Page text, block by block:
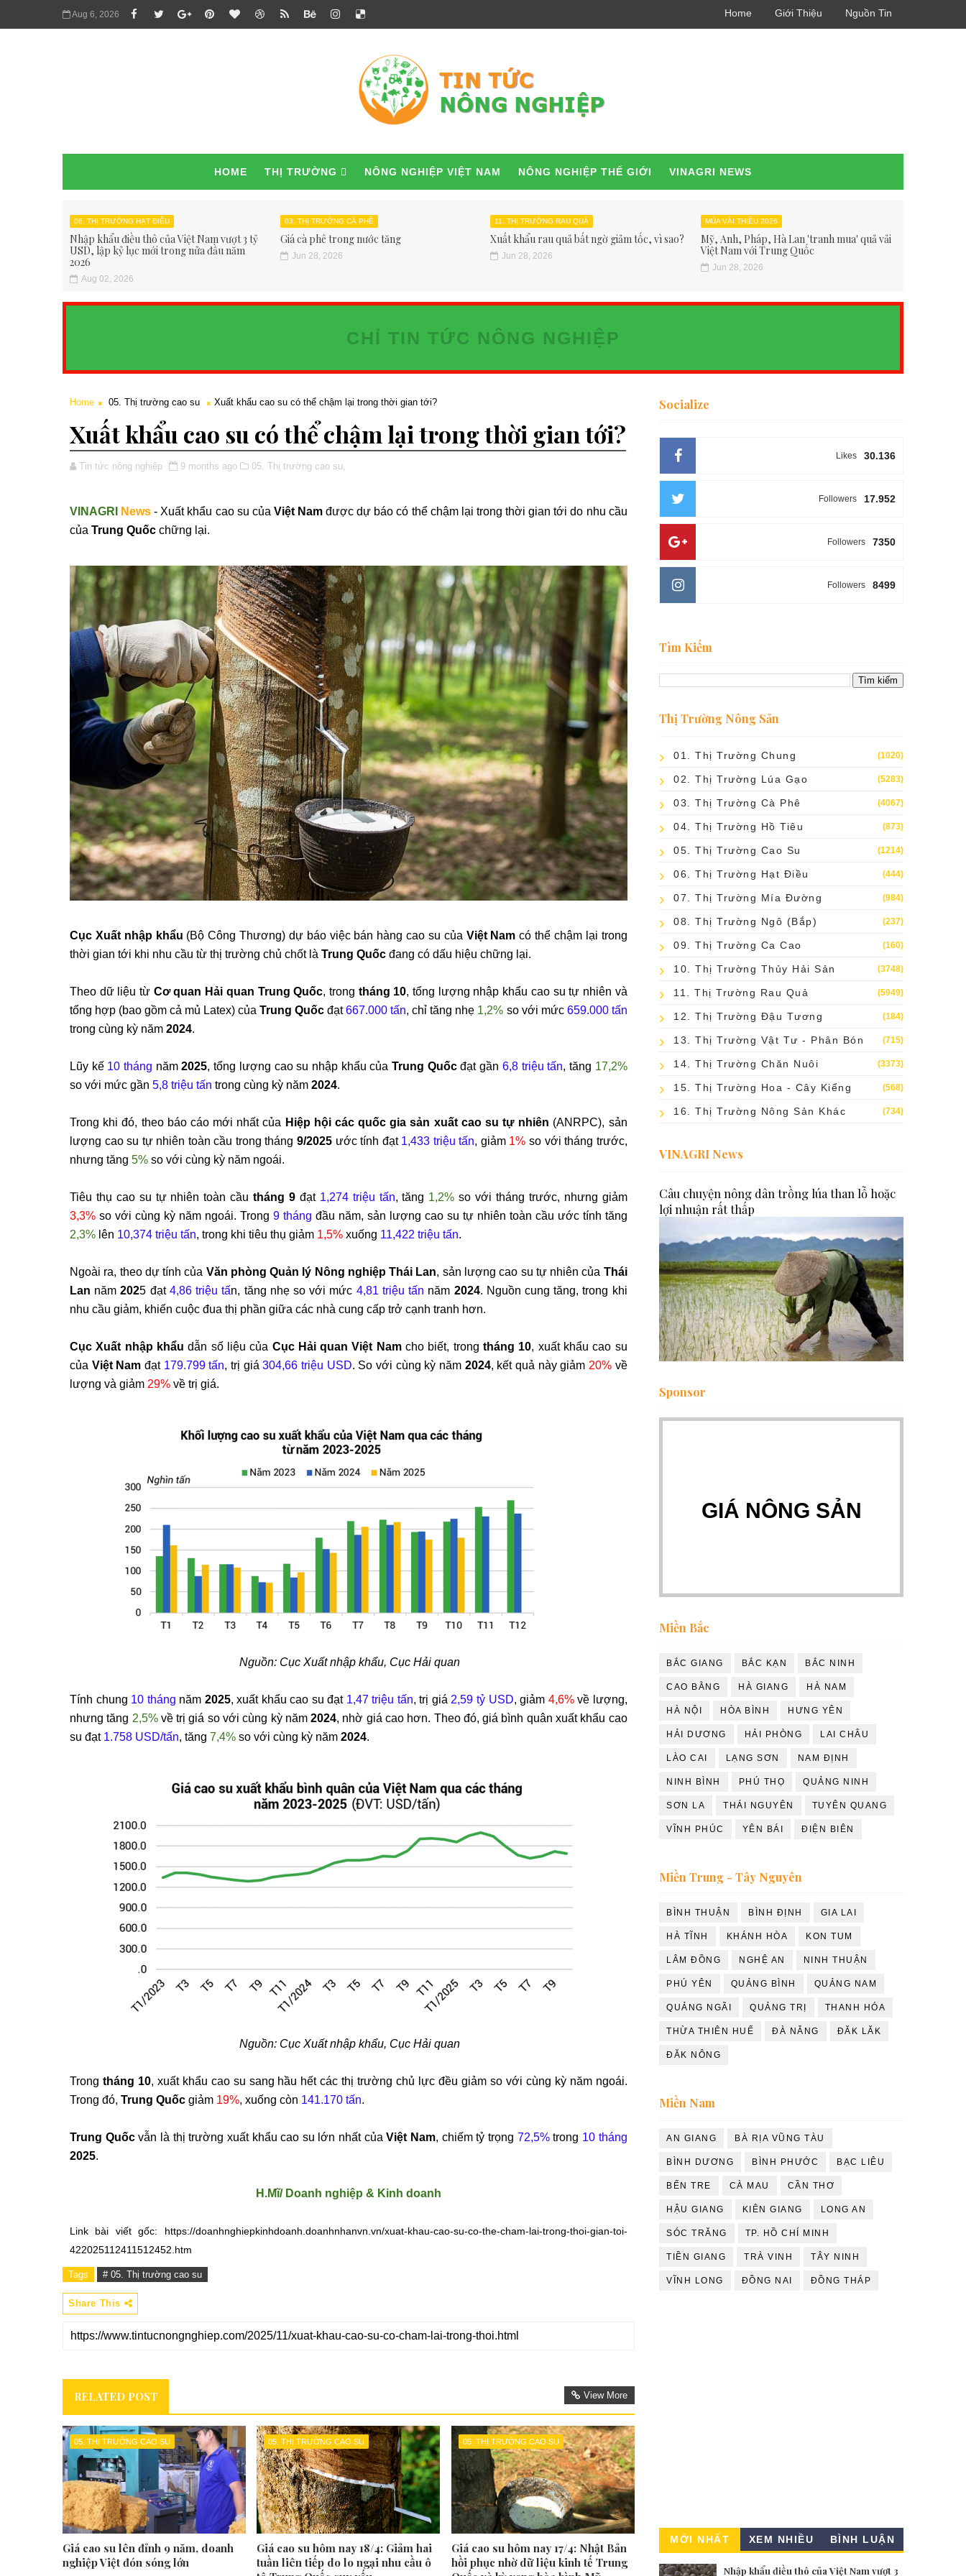
Aug 6, 2026 Home Giới Thiệu Nguồn Tin
HOME THỊ TRƯỜNG NÔNG NGHIỆP VIỆT NAM NÔNG NGHIỆP THẾ GIỚI VINAGRI NEWS
06. THỊ TRƯỜNG HẠT ĐIỀU
Nhập khẩu điều thô của Việt Nam vượt 3 tỷ
USD, lập kỷ lục mới trong nửa đầu năm
2026
Aug 02, 2026
03. THỊ TRƯỜNG CÀ PHÊ
Giá cà phê trong nước tăng
Jun 28, 2026
11. THỊ TRƯỜNG RAU QUẢ
Xuất khẩu rau quả bất ngờ giảm tốc, vì sao?
Jun 28, 2026
MÙA VẢI THIỀU 2026
Mỹ, Anh, Pháp, Hà Lan 'tranh mua' quả vải
Việt Nam với Trung Quốc
Jun 28, 2026
CHỈ TIN TỨC NÔNG NGHIỆP
Home 05. Thị trường cao su Xuất khẩu cao su có thể chậm lại trong thời gian tới?
Xuất khẩu cao su có thể chậm lại trong thời gian tới?
Tin tức nông nghiệp 9 months ago 05. Thị trường cao su,
VINAGRI News - Xuất khẩu cao su của Việt Nam được dự báo có thể chậm lại trong thời gian tới do nhu cầu
của Trung Quốc chững lại.
Cục Xuất nhập khẩu (Bộ Công Thương) dự báo việc bán hàng cao su của Việt Nam có thể chậm lại trong
thời gian tới khi nhu cầu từ thị trường chủ chốt là Trung Quốc đang có dấu hiệu chững lại.
Theo dữ liệu từ Cơ quan Hải quan Trung Quốc, trong tháng 10, tổng lượng nhập khẩu cao su tự nhiên và
tổng hợp (bao gồm cả mủ Latex) củaTrung Quốc đạt667.000 tấn, chỉ tăng nhẹ 1,2% so với mức 659.000 tấn
trong cùng kỳ năm 2024.
Lũy kế 10 tháng năm2025, tổng lượng cao su nhập khẩu củaTrung Quốcđạt gần 6,8 triệu tấn, tăng 17,2%
so với mức gần 5,8 triệu tấn trong cùng kỳ năm 2024.
Trong khi đó, theo báo cáo mới nhất của Hiệp hội các quốc gia sản xuất cao su tự nhiên (ANRPC), sản
lượng cao su tự nhiên toàn cầu trong tháng 9/2025ước tính đạt1,433 triệu tấn, giảm1% so với tháng trước,
nhưng tăng 5% so với cùng kỳ năm ngoái.
Tiêu thụ cao su tự nhiên toàn cầu tháng 9đạt 1,274 triệu tấn, tăng 1,2% so với tháng trước, nhưng giảm
3,3% so với cùng kỳ năm ngoái. Trong 9 tháng đầu năm, sản lượng cao su tự nhiên toàn cầu ước tính tăng
2,3% lên 10,374 triệu tấn, trong khi tiêu thụ giảm 1,5% xuống 11,422 triệu tấn.
Ngoài ra, theo dự tính của Văn phòng Quản lý Nông nghiệp Thái Lan, sản lượng cao su tự nhiên của Thái
Lan năm2025 đạt 4,86 triệu tấn, tăng nhẹ so với mức 4,81 triệu tấn năm 2024. Nguồn cung tăng, trong khi
nhu cầu giảm, khiến cuộc đua thị phần giữa các nhà cung cấp trở cạnh tranh hơn.
Cục Xuất nhập khẩu dẫn số liệu của Cục Hải quan Việt Namcho biết, trongtháng 10, xuất khẩu cao su
của Việt Nam đạt 179.799 tấn, trị giá304,66 triệu USD. So với cùng kỳ năm 2024, kết quả này giảm 20%về
lượng và giảm 29% về trị giá.
Nguồn: Cục Xuất nhập khẩu, Cục Hải quan
Tính chung 10 tháng năm 2025, xuất khẩu cao su đạt 1,47 triệu tấn, trị giá 2,59 tỷ USD, giảm 4,6%về lượng,
nhưng tăng 2,5%về trị giá so với cùng kỳ năm2024, nhờ giá cao hơn. Theo đó, giá bình quân xuất khẩu cao
su đạt1.758 USD/tấn, tăng 7,4% so với cùng kỳ năm 2024.
Nguồn: Cục Xuất nhập khẩu, Cục Hải quan
Trong tháng 10, xuất khẩu cao su sang hầu hết các thị trường chủ lực đều giảm so với cùng kỳ năm ngoái.
Trong đó, Trung Quốc giảm 19%, xuống còn 141.170 tấn.
Trung Quốcvẫn là thị trường xuất khẩu cao su lớn nhất củaViệt Nam, chiếm tỷ trọng 72,5%trong 10 tháng
2025.
H.Mĩ/ Doanh nghiệp & Kinh doanh
Link bài viết gốc: https://doanhnghiepkinhdoanh.doanhnhanvn.vn/xuat-khau-cao-su-co-the-cham-lai-trong-thoi-gian-toi-
422025112411512452.htm
Tags # 05. Thị trường cao su
Share This
RELATED POST View More
05. THỊ TRƯỜNG CAO SU
Giá cao su lên đỉnh 9 năm, doanh
nghiệp Việt đón sóng lớn
05. THỊ TRƯỜNG CAO SU
Giá cao su hôm nay 18/4: Giảm hai
tuần liên tiếp do lo ngại nhu cầu ô
05. THỊ TRƯỜNG CAO SU
Giá cao su hôm nay 17/4: Nhật Bản
hồi phục nhờ dữ liệu kinh tế Trung
Socialize
30.136
Likes
17.952
Followers
7350
Followers
8499
Followers
Tìm Kiếm
Thị Trường Nông Sản
01. Thị Trường Chung (1020)
02. Thị Trường Lúa Gạo (5283)
03. Thị Trường Cà Phê (4067)
04. Thị Trường Hồ Tiêu (873)
05. Thị Trường Cao Su (1214)
06. Thị Trường Hạt Điều (444)
07. Thị Trường Mía Đường (984)
08. Thị Trường Ngô (bắp) (237)
09. Thị Trường Ca Cao (160)
10. Thị Trường Thủy Hải Sản (3748)
11. Thị Trường Rau Quả (5949)
12. Thị Trường Đậu Tương (184)
13. Thị Trường Vật Tư - Phân Bón (715)
14. Thị Trường Chăn Nuôi (3373)
15. Thị Trường Hoa - Cây Kiểng (568)
16. Thị Trường Nông Sản Khác (734)
VINAGRI News
Câu chuyện nông dân trồng lúa than lỗ hoặc
lợi nhuận rất thấp
Sponsor
GIÁ NÔNG SẢN
Miền Bắc
BẮC GIANG BẮC KẠN BẮC NINH
CAO BẰNG HÀ GIANG HÀ NAM
HÀ NỘI HÒA BÌNH HƯNG YÊN
HẢI DƯƠNG HẢI PHÒNG LAI CHÂU
LÀO CAI LẠNG SƠN NAM ĐỊNH
NINH BÌNH PHÚ THỌ QUẢNG NINH
SƠN LA THÁI NGUYÊN TUYÊN QUANG
VĨNH PHÚC YÊN BÁI ĐIỆN BIÊN
Miền Trung - Tây Nguyên
BÌNH THUẬN BÌNH ĐỊNH GIA LAI
HÀ TĨNH KHÁNH HÒA KON TUM
LÂM ĐỒNG NGHỆ AN NINH THUẬN
PHÚ YÊN QUẢNG BÌNH QUẢNG NAM
QUẢNG NGÃI QUẢNG TRỊ THANH HÓA
THỪA THIÊN HUẾ ĐÀ NẴNG ĐĂK LĂK
ĐĂK NÔNG
Miền Nam
AN GIANG BÀ RỊA VŨNG TÀU
BÌNH DƯƠNG BÌNH PHƯỚC BẠC LIÊU
BẾN TRE CÀ MAU CẦN THƠ
HẬU GIANG KIÊN GIANG LONG AN
SÓC TRĂNG TP. HỒ CHÍ MINH
TIỀN GIANG TRÀ VINH TÂY NINH
VĨNH LONG ĐỒNG NAI ĐỒNG THÁP
MỚI NHẤT XEM NHIỀU BÌNH LUẬN
Nhập khẩu điều thô của Việt Nam vượt 3